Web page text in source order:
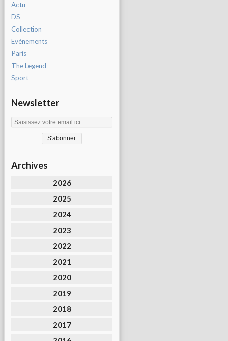
Actu
DS
Collection
Evènements
Paris
The Legend
Sport
Newsletter
Archives
2026
2025
2024
2023
2022
2021
2020
2019
2018
2017